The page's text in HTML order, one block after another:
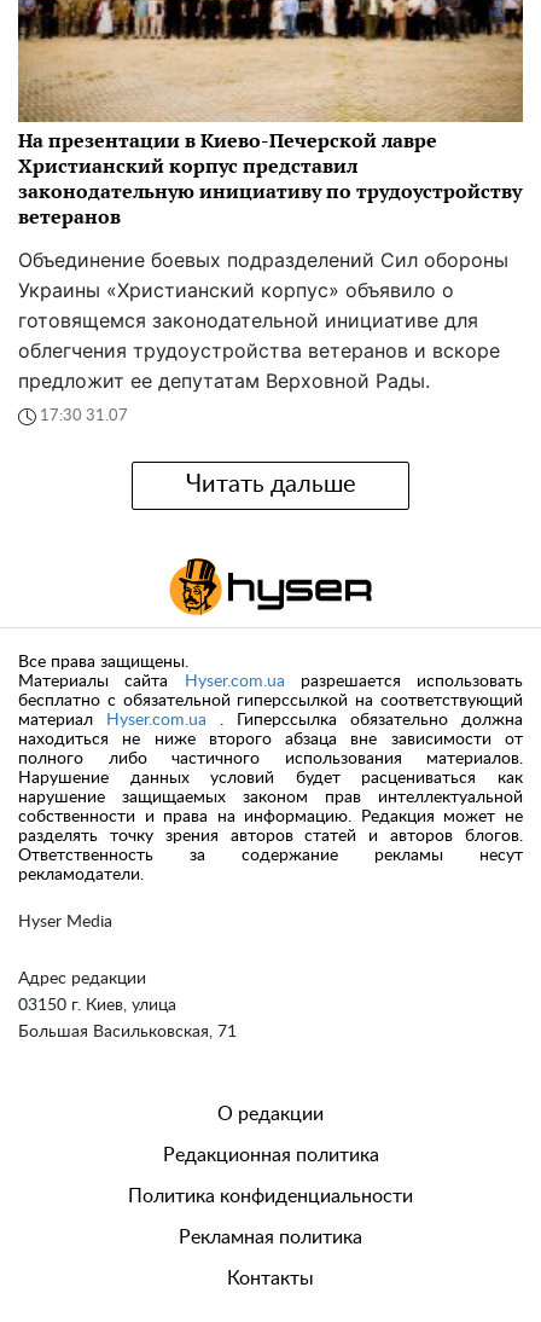
На презентации в Киево-Печерской лавре
Христианский корпус представил
законодательную инициативу по трудоустройству
ветеранов
Объединение боевых подразделений Сил обороны
Украины «Христианский корпус» объявило о
готовящемся законодательной инициативе для
облегчения трудоустройства ветеранов и вскоре
предложит ее депутатам Верховной Рады.
17:30 31.07
Читать дальше
Hyser Media
Адрес редакции
03150 г. Киев, улица
Большая Васильковская, 71
Все права защищены.
Материалы сайта
Hyser.com.ua разрешается использовать
бесплатно с обязательной гиперссылкой на соответствующий
материал
Hyser.com.ua . Гиперссылка обязательно должна
находиться не ниже второго абзаца вне зависимости от
полного либо частичного использования материалов.
Нарушение данных условий будет расцениваться как
нарушение защищаемых законом прав интеллектуальной
собственности и права на информацию. Редакция может не
разделять точку зрения авторов статей и авторов блогов.
Ответственность за содержание рекламы несут
рекламодатели.
О редакции
Редакционная политика
Политика конфиденциальности
Рекламная политика
Контакты